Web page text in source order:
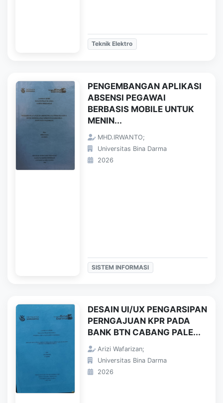
Teknik Elektro
PENGEMBANGAN APLIKASI
ABSENSI PEGAWAI
BERBASIS MOBILE UNTUK
MENIN...
MHD.IRWANTO;
Universitas Bina Darma
2026
SISTEM INFORMASI
DESAIN UI/UX PENGARSIPAN
PERNGAJUAN KPR PADA
BANK BTN CABANG PALE...
Arizi Wafarizan;
Universitas Bina Darma
2026